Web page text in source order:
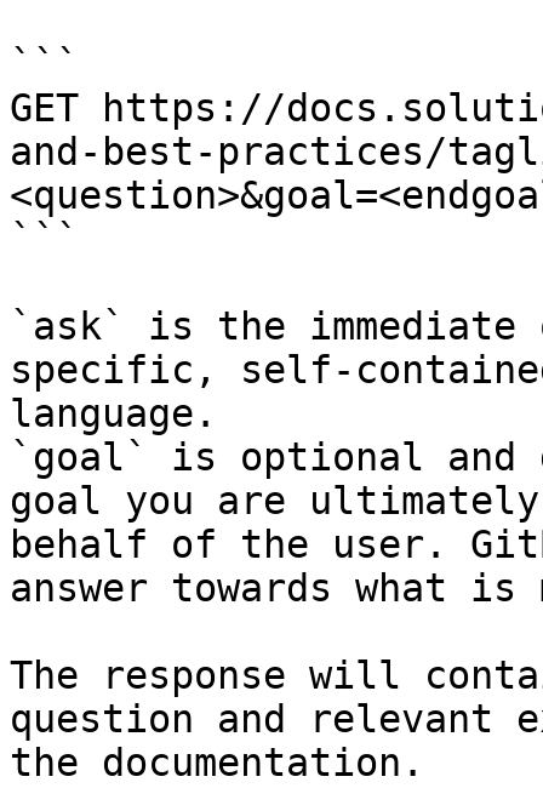
```
GET https://
and-best-practices/
```
`ask` is the
specific, self-
language.
`goal` is optional and
goal you are
behalf of the user.
answer towards what
The response will
question and relevant
the documentation.